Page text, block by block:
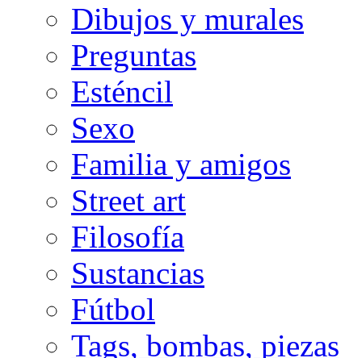
Dibujos y murales
Preguntas
Esténcil
Sexo
Familia y amigos
Street art
Filosofía
Sustancias
Fútbol
Tags, bombas, piezas